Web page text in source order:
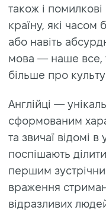
також і
країну, які часом
або навіть
мова — наше все,
більше про
Англійці —
сформованим
та звичаї відомі в
поспішають
першим
враження
відразливих